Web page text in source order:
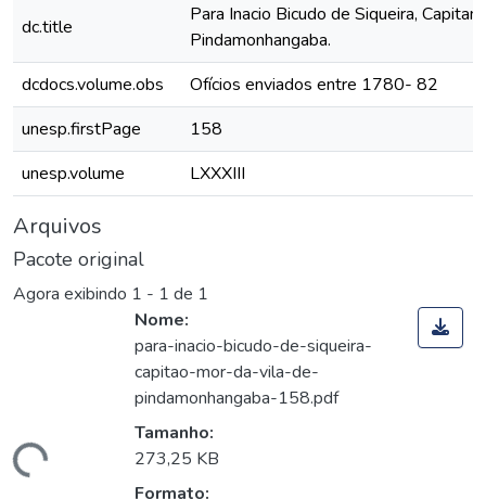
dc.title
Para Inacio Bicudo de Siqueira,
Pindamonhangaba.
dcdocs.volume.obs
Ofícios enviados entre 1780- 82
unesp.firstPage
158
unesp.volume
LXXXIII
Arquivos
Pacote original
Agora exibindo 1 - 1 de 1
Nome:
para-inacio-bicudo-de-siqueira-
capitao-mor-da-vila-de-
pindamonhangaba-158.pdf
Tamanho:
273,25 KB
Formato: